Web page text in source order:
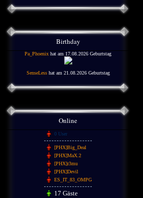
Birthday
Pa_Phoenix hat am 17.08.2026 Geburtstag
SenseLesshat am 21.08.2026 Geburtstag
Online
0 User
[PHX]Big_Deal
[PHX]MaX.2
[PHX]r3mu
[PHX]Devil
ES_IT_83_OMPG
17 Gäste